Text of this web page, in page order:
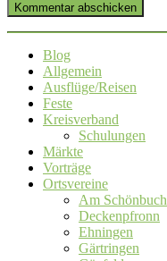
Kommentar abschicken
Blog
Allgemein
Ausflüge/Reisen
Feste
Kreisverband
Schulungen
Märkte
Vorträge
Ortsvereine
Am Schönbuch
Deckenpfronn
Ehningen
Gärtringen